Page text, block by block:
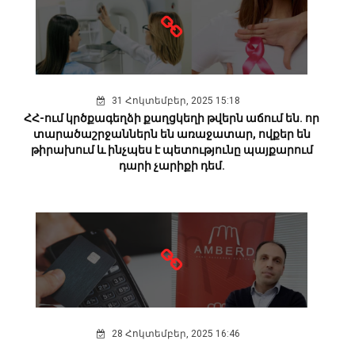
31 Հոկտեմբեր, 2025 15:18
ՀՀ-ում կրծքագեղձի քաղցկեղի թվերն աճում են. որ
տարածաշրջաններն են առաջատար, ովքեր են
թիրախում և ինչպես է պետությունը պայքարում
դարի չարիքի դեմ.
28 Հոկտեմբեր, 2025 16:46